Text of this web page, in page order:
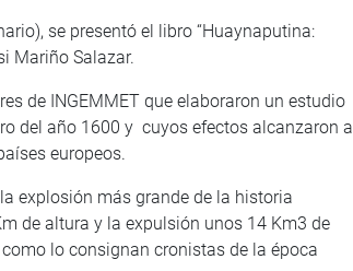
se presentó el libro “Huaynaputina:
Mariño Salazar.
de INGEMMET que elaboraron un estudio
del año 1600 y cuyos efectos alcanzaron a
europeos.
explosión más grande de la historia
de altura y la expulsión unos 14 Km3 de
lo consignan cronistas de la época